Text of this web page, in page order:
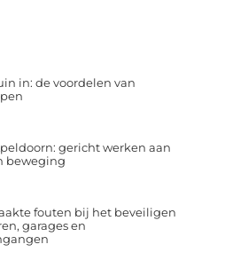
in: de voordelen van
gericht werken aan
beweging
fouten bij het beveiligen
garages en